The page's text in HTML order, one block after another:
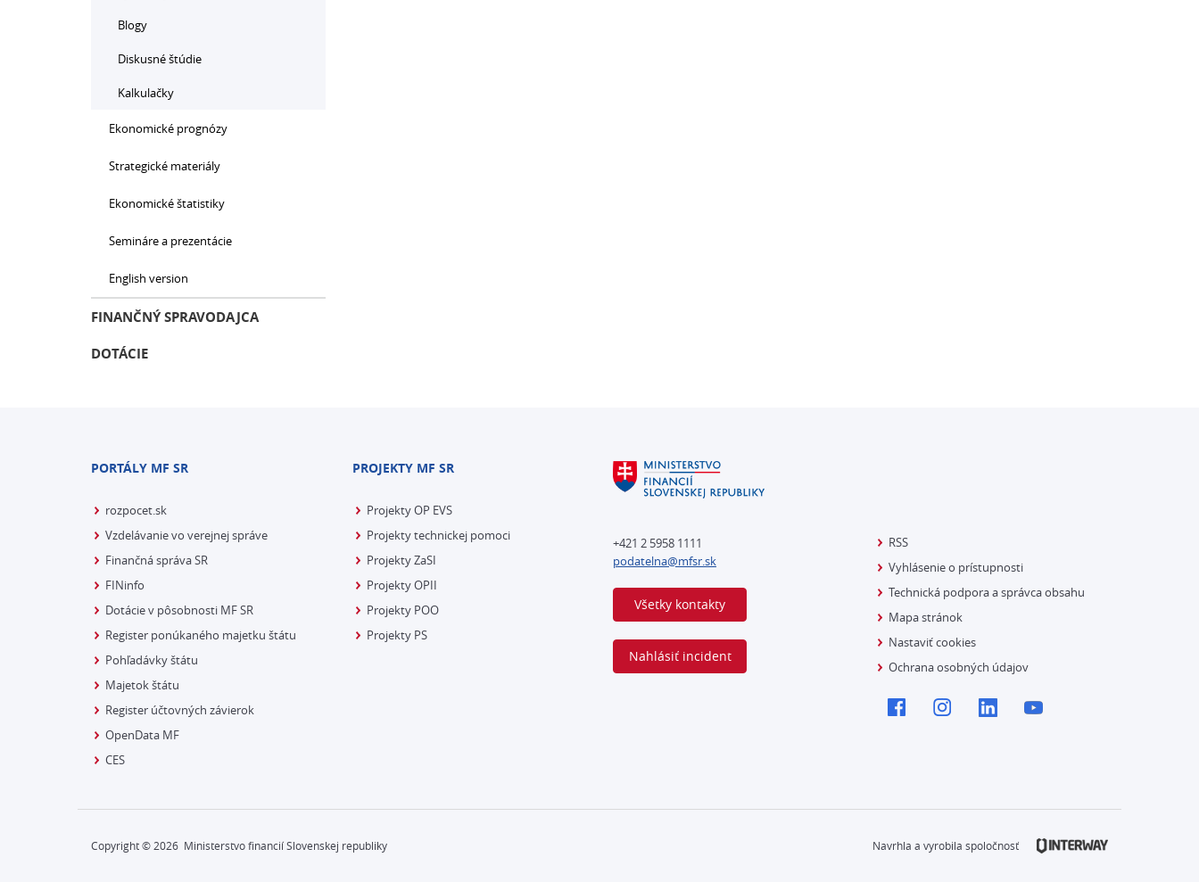
Blogy
Diskusné štúdie
Kalkulačky
Ekonomické prognózy
Strategické materiály
Ekonomické štatistiky
Semináre a prezentácie
English version
FINANČNÝ SPRAVODAJCA
DOTÁCIE
PORTÁLY MF SR
rozpocet.sk
Vzdelávanie vo verejnej správe
Finančná správa SR
FINinfo
Dotácie v pôsobnosti MF SR
Register ponúkaného majetku štátu
Pohľadávky štátu
Majetok štátu
Register účtovných závierok
OpenData MF
CES
PROJEKTY MF SR
Projekty OP EVS
Projekty technickej pomoci
Projekty ZaSI
Projekty OPII
Projekty POO
Projekty PS
+421 2 5958 1111
podatelna@mfsr.sk
Všetky kontakty
Nahlásiť incident
RSS
Vyhlásenie o prístupnosti
Technická podpora a správca obsahu
Mapa stránok
Nastaviť cookies
Ochrana osobných údajov
Copyright © 2026 Ministerstvo financií Slovenskej republiky Navrhla a vyrobila spoločnosť